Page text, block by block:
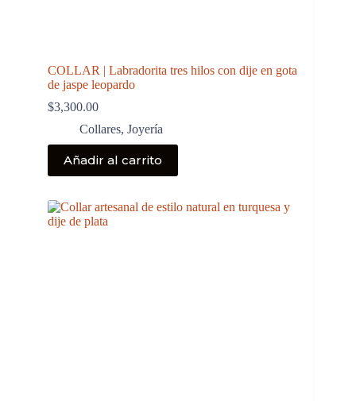
COLLAR | Labradorita tres hilos con dije en gota
de jaspe leopardo
$3,300.00
Collares, Joyería
Añadir al carrito